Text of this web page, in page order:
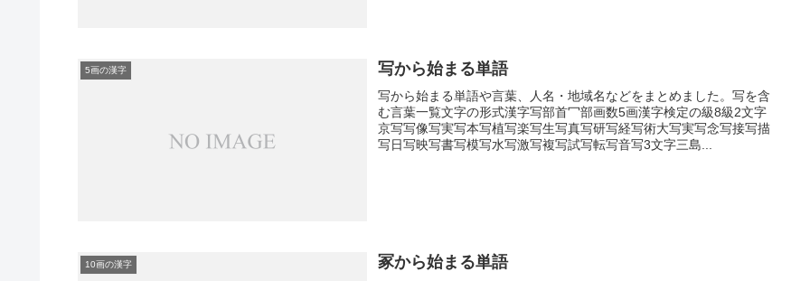
5画の漢字 写から始まる単語
写から始まる単語や言葉、人名・地域名などをまとめました。写を含
む言葉一覧文字の形式漢字写部首冖部画数5画漢字検定の級8級2文字
京写写像写実写本写植写楽写生写真写研写経写術大写実写念写接写描
写日写映写書写模写水写激写複写試写転写音写3文字三島...
10画の漢字 冢から始まる単語